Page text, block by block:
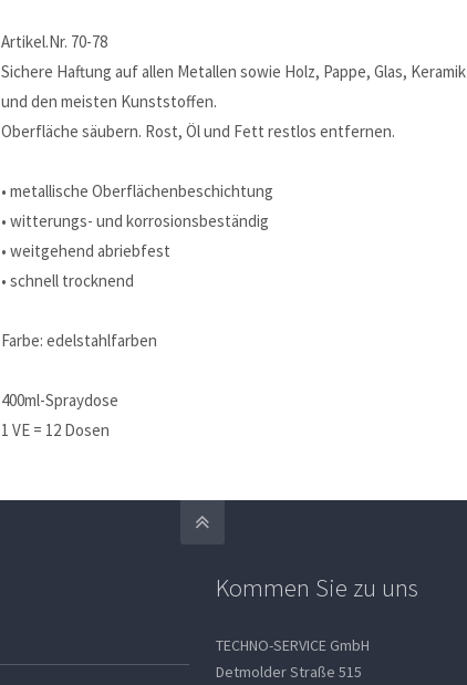
Artikel.Nr. 70-78
Sichere Haftung auf allen Metallen sowie Holz, Pappe, Glas, Keramik
und den meisten Kunststoffen.
Oberfläche säubern. Rost, Öl und Fett restlos entfernen.
• metallische Oberflächenbeschichtung
• witterungs- und korrosionsbeständig
• weitgehend abriebfest
• schnell trocknend
Farbe: edelstahlfarben
400ml-Spraydose
1 VE = 12 Dosen
Kommen Sie zu uns
TECHNO-SERVICE GmbH
Detmolder Straße 515